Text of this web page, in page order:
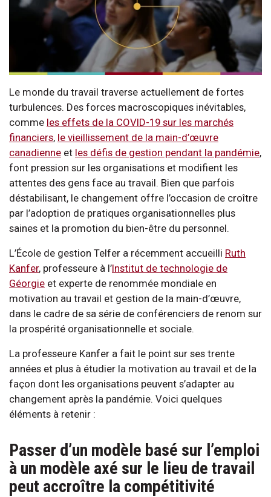
Le monde du travail traverse actuellement de fortes
turbulences. Des forces macroscopiques inévitables,
comme les effets de la COVID-19 sur les marchés
financiers, le vieillissement de la main-d’œuvre
canadienne et les défis de gestion pendant la pandémie,
font pression sur les organisations et modifient les
attentes des gens face au travail. Bien que parfois
déstabilisant, le changement offre l’occasion de croître
par l’adoption de pratiques organisationnelles plus
saines et la promotion du bien-être du personnel.
L’École de gestion Telfer a récemment accueilli Ruth
Kanfer, professeure à l’Institut de technologie de
Géorgie et experte de renommée mondiale en
motivation au travail et gestion de la main-d’œuvre,
dans le cadre de sa série de conférenciers de renom sur
la prospérité organisationnelle et sociale.
La professeure Kanfer a fait le point sur ses trente
années et plus à étudier la motivation au travail et de la
façon dont les organisations peuvent s’adapter au
changement après la pandémie. Voici quelques
éléments à retenir :
Passer d’un modèle basé sur l’emploi
à un modèle axé sur le lieu de travail
peut accroître la compétitivité